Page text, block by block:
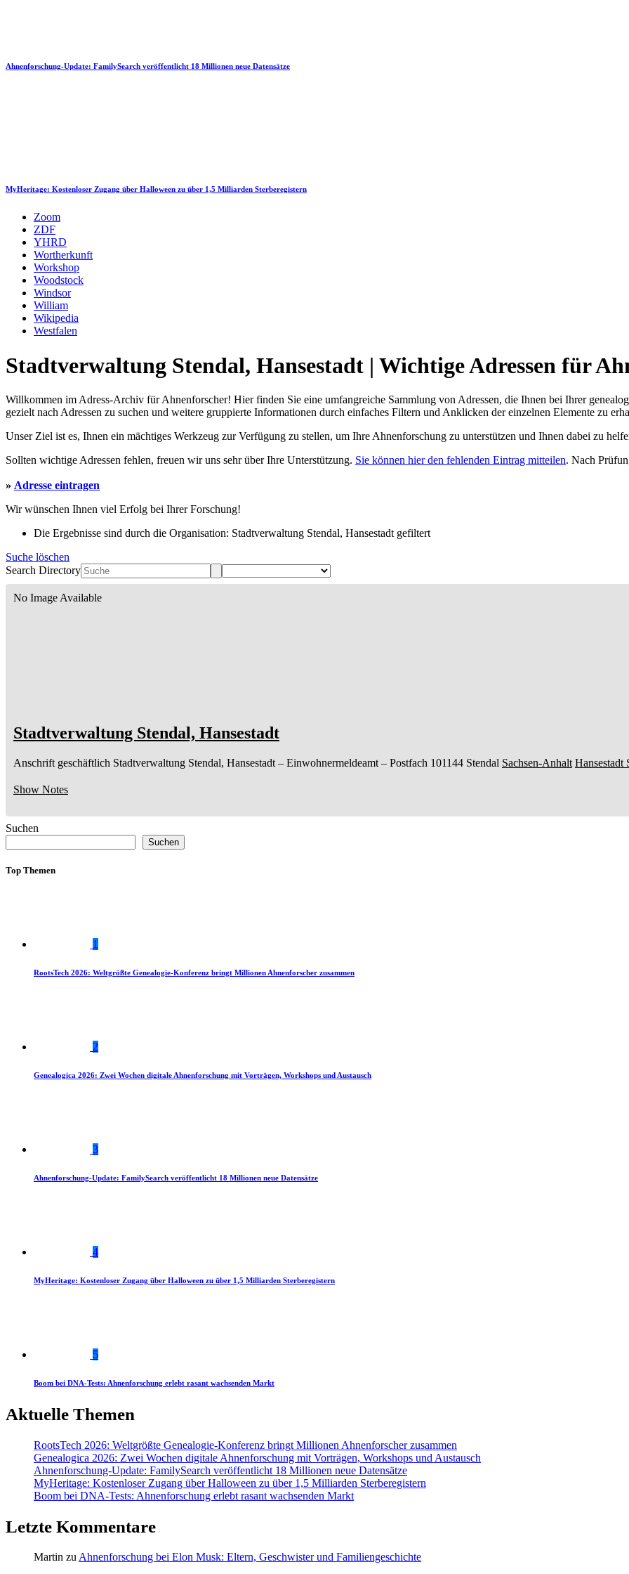
Ahnenforschung-Update: FamilySearch veröffentlicht 18 Millionen neue Datensätze
MyHeritage: Kostenloser Zugang über Halloween zu über 1,5 Milliarden Sterberegistern
Zoom
ZDF
YHRD
Wortherkunft
Workshop
Woodstock
Windsor
William
Wikipedia
Westfalen
Stadtverwaltung Stendal, Hansestadt | Wichtige Adressen für
Willkommen im Adress-Archiv für Ahnenforscher! Hier finden Sie eine umfangreiche Sammlung von Adressen, die Ihnen bei Ihrer
gezielt nach Adressen zu suchen und weitere gruppierte Informationen durch einfaches Filtern und Anklicken der einzelnen Elemente zu
Unser Ziel ist es, Ihnen ein mächtiges Werkzeug zur Verfügung zu stellen, um Ihre Ahnenforschung zu unterstützen und Ihnen dabei zu
Sollten wichtige Adressen fehlen, freuen wir uns sehr über Ihre Unterstützung. Sie können hier den fehlenden Eintrag mitteilen. Nach
» Adresse eintragen
Wir wünschen Ihnen viel Erfolg bei Ihrer Forschung!
Die Ergebnisse sind durch die Organisation: Stadtverwaltung Stendal, Hansestadt gefiltert
Suche löschen
Search Directory
No Image Available
Stadtverwaltung Stendal, Hansestadt
Anschrift geschäftlich Stadtverwaltung Stendal, Hansestadt – Einwohnermeldeamt – Postfach 101144 Stendal Sachsen-Anhalt Hansestadt
Show Notes
Suchen
Suchen
Top Themen
1
RootsTech 2026: Weltgrößte Genealogie-Konferenz bringt Millionen Ahnenforscher zusammen
2
Genealogica 2026: Zwei Wochen digitale Ahnenforschung mit Vorträgen, Workshops und Austausch
3
Ahnenforschung-Update: FamilySearch veröffentlicht 18 Millionen neue Datensätze
4
MyHeritage: Kostenloser Zugang über Halloween zu über 1,5 Milliarden Sterberegistern
5
Boom bei DNA-Tests: Ahnenforschung erlebt rasant wachsenden Markt
Aktuelle Themen
RootsTech 2026: Weltgrößte Genealogie-Konferenz bringt Millionen Ahnenforscher zusammen
Genealogica 2026: Zwei Wochen digitale Ahnenforschung mit Vorträgen, Workshops und Austausch
Ahnenforschung-Update: FamilySearch veröffentlicht 18 Millionen neue Datensätze
MyHeritage: Kostenloser Zugang über Halloween zu über 1,5 Milliarden Sterberegistern
Boom bei DNA-Tests: Ahnenforschung erlebt rasant wachsenden Markt
Letzte Kommentare
Martin zu Ahnenforschung bei Elon Musk: Eltern, Geschwister und Familiengeschichte